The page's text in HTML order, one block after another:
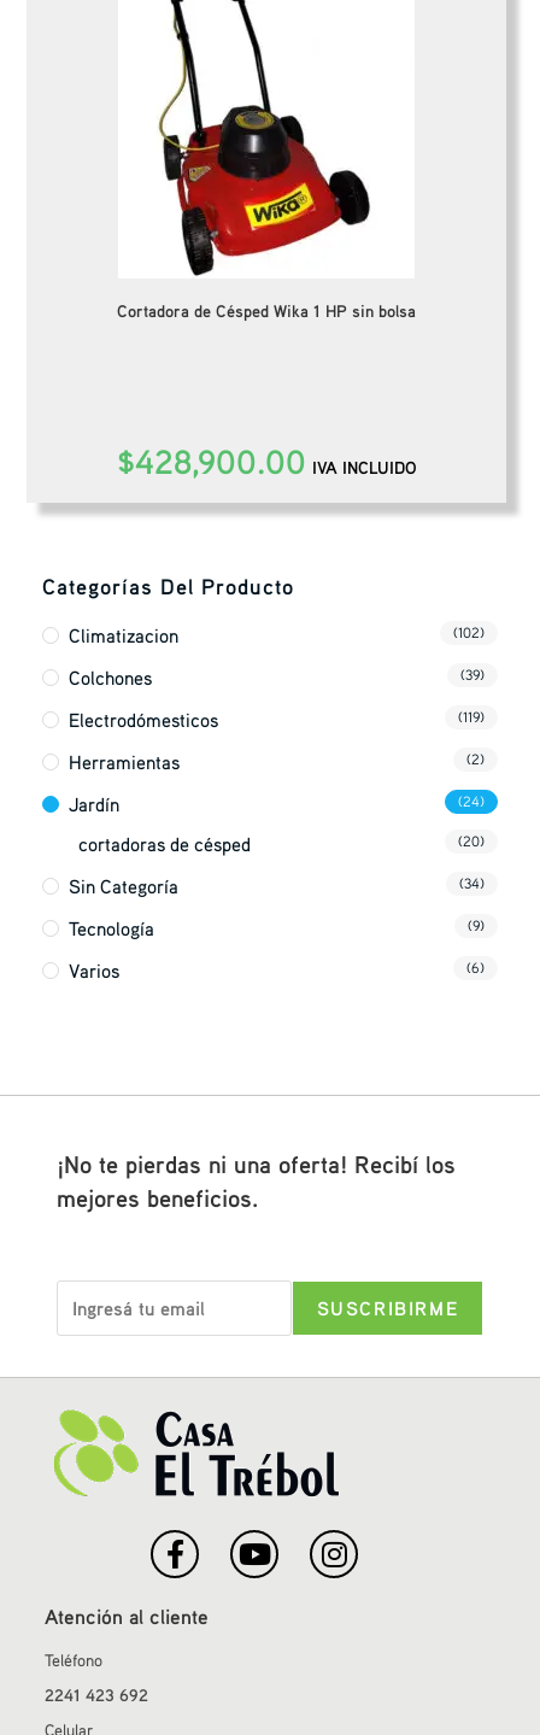
Cortadora de Césped Wika 1 HP sin bolsa
$428,900.00 IVA INCLUIDO
Categorías Del Producto
Climatizacion (102)
Colchones (39)
Electrodómesticos (119)
Herramientas (2)
Jardín (24)
cortadoras de césped (20)
Sin Categoría (34)
Tecnología (9)
Varios (6)
¡No te pierdas ni una oferta! Recibí los
mejores beneficios.
Atención al cliente
Teléfono
2241 423 692
Celular